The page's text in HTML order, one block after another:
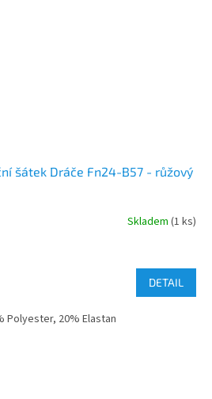
šátek Dráče Fn24-B57 - růžový
Skladem (1 ks)
DETAIL
Polyester, 20% Elastan